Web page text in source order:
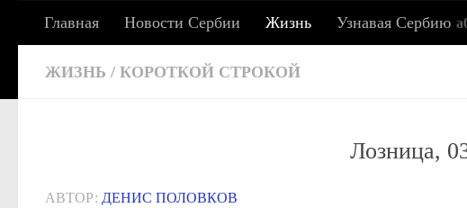
Под записью
СЕРБСКИЕ ХРОНИКИ: Всё
Сербия сегодня: жизнь, работа, учеба, адаптация,
Главная Новости Сербии Жизнь Узнавая Сербию
ЖИЗНЬ / КОРОТКОЙ СТРОКОЙ
Лозница,
АВТОР: ДЕНИС ПОЛОВКОВ